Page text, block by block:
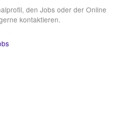
den Jobs oder der Online
kontaktieren.